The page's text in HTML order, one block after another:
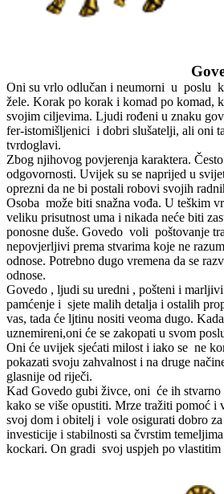
Oni su vrlo odlučan i neumorni u poslu
žele. Korak po korak i komad po komad,
svojim ciljevima. Ljudi rođeni u znaku
fer-istomišljenici i dobri slušatelji, ali oni
tvrdoglavi.
Zbog njihovog povjerenja karaktera.
odgovornosti. Uvijek su se naprijed u
oprezni da ne bi postali robovi svojih
Osoba može biti snažna vođa. U teškim
veliku prisutnost uma i nikada neće biti
ponosne duše. Govedo voli poštovanje
nepovjerljivi prema stvarima koje ne
odnose. Potrebno dugo vremena da se
odnose.
Govedo , ljudi su uredni , pošteni i
pamćenje i sjete malih detalja i ostalih
vas, tada će ljtinu nositi veoma dugo.
uznemireni,oni će se zakopati u svom
Oni će uvijek sjećati milost i iako se ne
pokazati svoju zahvalnost i na druge
glasnije od riječi.
Kad Govedo gubi živce, oni će ih
kako se više opustiti. Mrze tražiti pomoć i
svoj dom i obitelj i vole osigurati dobro
investicije i stabilnosti sa čvrstim
kockari. On gradi svoj uspjeh po vlastitim